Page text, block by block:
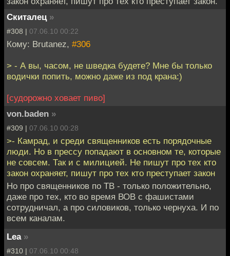
Скиталец »
#308 | 07.06.10 00:22
Кому: Brutanez, #306
> - А вы, часом, не шведка будете? Мне бы только
водички попить, можно даже из под крана:)
[судорожно ховает пиво]
von.baden »
#309 | 07.06.10 00:28
>- Камрад, и среди священников есть порядочные
люди. Но в прессу попадают в основном те, которые
не совсем. Так и с милицией. Не пишут про тех кто
закон охраняет, пишут про тех кто преступает закон
Но про священников по ТВ - только положительно,
даже про тех, кто во время ВОВ с фашистами
сотрудничал, а про силовиков, только чернуха. И по
всем каналам.
Lea »
#310 | 07.06.10 00:48